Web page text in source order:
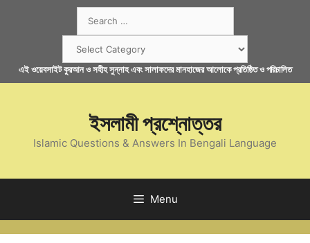
for:
এই ওয়েবসাইট কুরআন ও সহীহ সুন্নাহ এবং সালাফদের মানহাজের আলোকে প্রতিষ্ঠিত ও পরিচালিত
ইসলামী প্রশ্নোত্তর
Islamic Questions & Answers In Bengali Language
Menu